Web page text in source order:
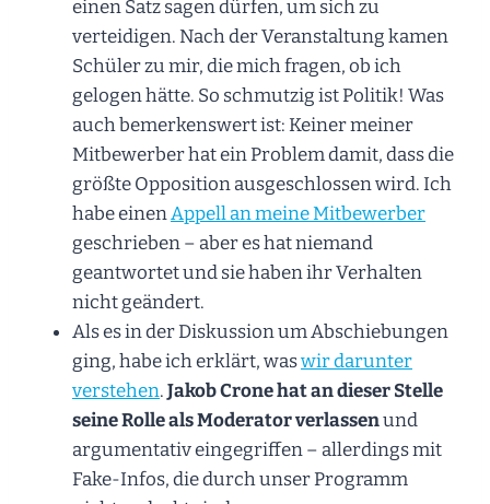
einen Satz sagen dürfen, um sich zu
verteidigen. Nach der Veranstaltung kamen
Schüler zu mir, die mich fragen, ob ich
gelogen hätte. So schmutzig ist Politik! Was
auch bemerkenswert ist: Keiner meiner
Mitbewerber hat ein Problem damit, dass die
größte Opposition ausgeschlossen wird. Ich
habe einenAppell an meine Mitbewerber
geschrieben – aber es hat niemand
geantwortet und sie haben ihr Verhalten
nicht geändert.
Als es in der Diskussion um Abschiebungen
ging, habe ich erklärt, waswir darunter
verstehen.Jakob Crone hat an dieser Stelle
seine Rolle als Moderator verlassenund
argumentativ eingegriffen – allerdings mit
Fake-Infos, die durch unser Programm